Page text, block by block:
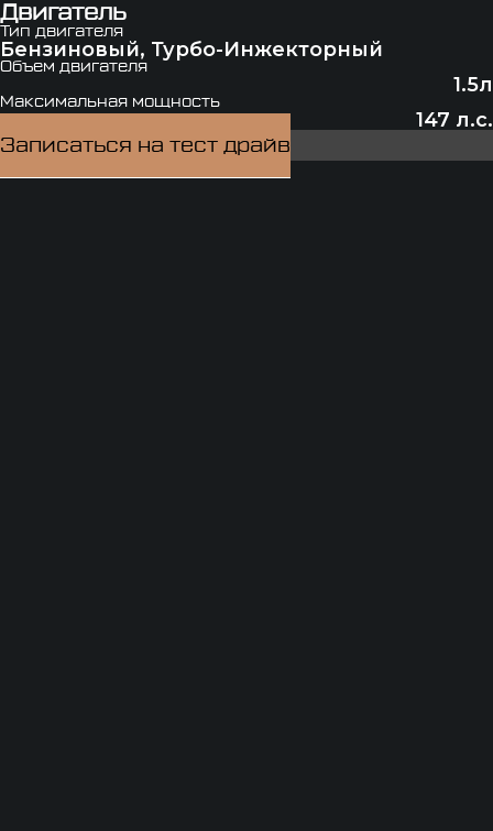
Двигатель
Тип двигателя
Бензиновый, Турбо-Инжекторный
Объем двигателя
1.5л
Максимальная мощность
147 л.с.
Записаться на тест драйв